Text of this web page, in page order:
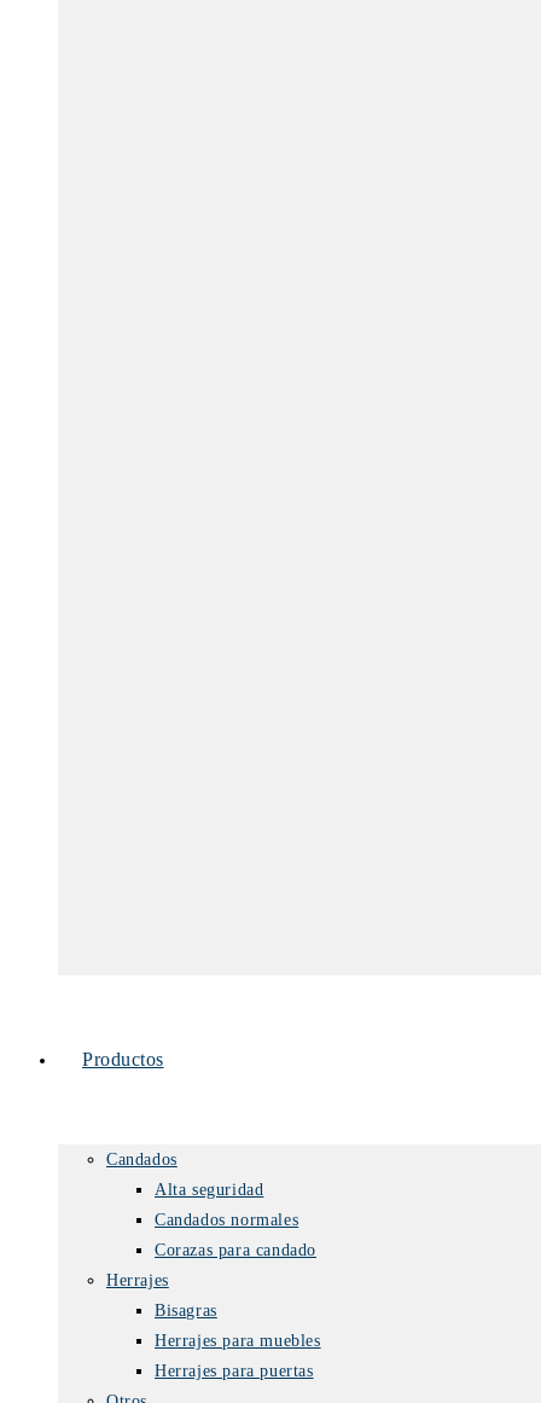
Productos
Candados
Alta seguridad
Candados normales
Corazas para candado
Herrajes
Bisagras
Herrajes para muebles
Herrajes para puertas